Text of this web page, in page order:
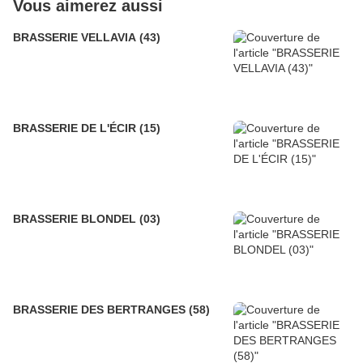
Vous aimerez aussi
BRASSERIE VELLAVIA (43)
BRASSERIE DE L'ÉCIR (15)
BRASSERIE BLONDEL (03)
BRASSERIE DES BERTRANGES (58)